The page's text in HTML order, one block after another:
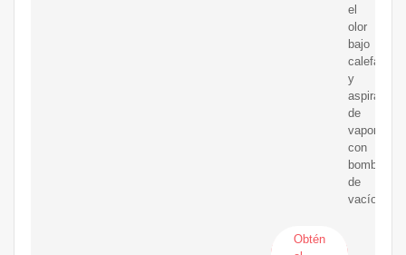
el
olor
bajo
y
aspiración
de
vapor
con
bomba
de
vacío.
Obtén